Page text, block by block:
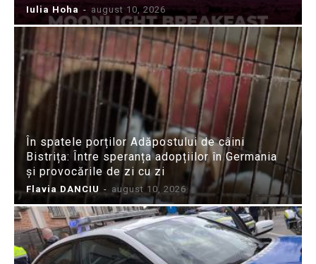
Iulia Hoha - august 10, 2026
În spatele porților Adăpostului de câini
Bistrița: Între speranța adopțiilor în Germania
și provocările de zi cu zi
Flavia DANCIU - august 10, 2026